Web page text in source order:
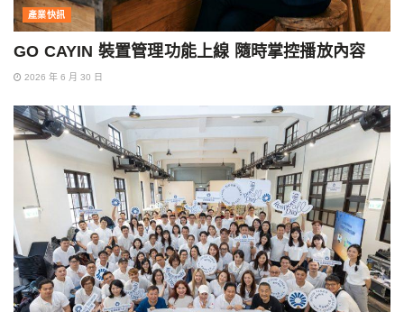
產業快訊
GO CAYIN 裝置管理功能上線 隨時掌控播放內容
2026 年 6 月 30 日